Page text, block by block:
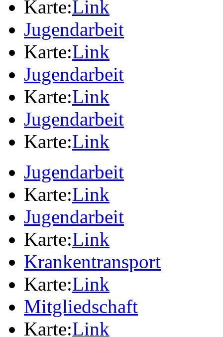
Karte:Link
Jugendarbeit
Karte:Link
Jugendarbeit
Karte:Link
Jugendarbeit
Karte:Link
Jugendarbeit
Karte:Link
Jugendarbeit
Karte:Link
Krankentransport
Karte:Link
Mitgliedschaft
Karte:Link